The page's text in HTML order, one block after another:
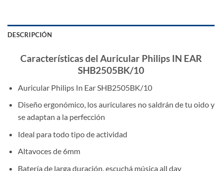
DESCRIPCIÓN
Características del Auricular Philips IN EAR
SHB2505BK/10
Auricular Philips In Ear SHB2505BK/10
Diseño ergonómico, los auriculares no saldrán de tu oido y
se adaptan a la perfección
Ideal para todo tipo de actividad
Altavoces de 6mm
Batería de larga duración, escuchá música all day